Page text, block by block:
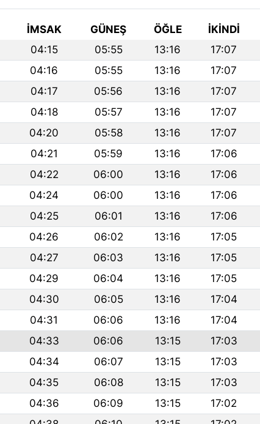
İMSAK GÜNEŞ ÖĞLE İKINDI
04:15 05:55 13:16 17:07
04:16 05:55 13:16 17:07
04:17 05:56 13:16 17:07
04:18 05:57 13:16 17:07
04:20 05:58 13:16 17:07
04:21 05:59 13:16 17:06
04:22 06:00 13:16 17:06
04:24 06:00 13:16 17:06
04:25 06:01 13:16 17:06
04:26 06:02 13:16 17:05
04:27 06:03 13:16 17:05
04:29 06:04 13:16 17:05
04:30 06:05 13:16 17:04
04:31 06:06 13:16 17:04
04:33 06:06 13:15 17:03
04:34 06:07 13:15 17:03
04:35 06:08 13:15 17:03
04:36 06:09 13:15 17:02